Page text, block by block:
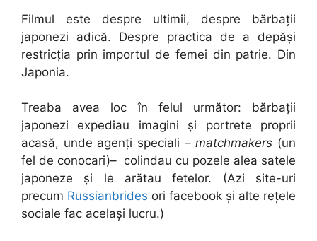
Filmul este despre ultimii, despre bărbații
japonezi adică. Despre practica de a depăși
restricția prin importul de femei din patrie. Din
Japonia.
Treaba avea loc în felul următor: bărbații
japonezi expediau imagini și portrete proprii
acasă, unde agenți speciali –matchmakers (un
fel de conocari)– colindau cu pozele alea satele
japoneze și le arătau fetelor. (Azi site-uri
precum Russianbrides ori facebook și alte rețele
sociale fac același lucru.)